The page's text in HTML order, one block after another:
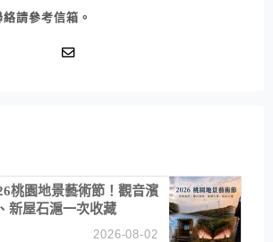
請參考信箱。
桃園地景藝術節！觀音濱
新屋石滬一次收藏
2026-08-02